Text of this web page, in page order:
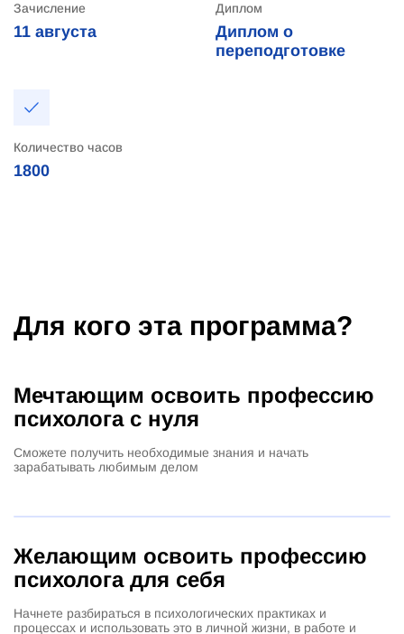
Зачисление
11 августа
Диплом
Диплом о
переподготовке
Количество часов
1800
Для кого эта программа?
Мечтающим освоить профессию
психолога с нуля
Сможете получить необходимые знания и начать
зарабатывать любимым делом
Желающим освоить профессию
психолога для себя
Начнете разбираться в психологических практиках и
процессах и использовать это в личной жизни, в работе и